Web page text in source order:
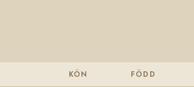
KÖN FÖDD